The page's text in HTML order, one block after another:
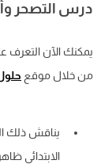
درس التصحر
يمكنك الآن التعرف
من خلال موقع
يناقش ذلك
الابتدائي